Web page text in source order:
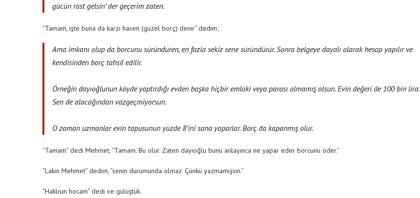
gücün rast gelsin’ der geçerim zaten.
“Tamam, işte buna da karzı hasen (güzel borç) denir” dedim;
Ama imkanı olup da borcunu süründüren, en fazla sekiz sene süründürür. Sonra belgeye dayalı olarak hesap yapılır ve
kendisinden borç tahsil edilir.
Örneğin dayıoğlunun köyde yaptırdığı evden başka hiçbir emlaki veya parası olmamış olsun. Evin değeri de 100 bin lira.
Sen de alacağından vazgeçmiyorsun.
O zaman uzmanlar evin tapusunun yüzde 8’ini sana yaparlar. Borç da kapanmış olur.
“Tamam” dedi Mehmet, “Tamam. Bu olur. Zaten dayıoğlu bunu anlayınca ne yapar eder borcunu öder.”
“Lakin Mehmet” dedim, “senin durumunda olmaz. Çünkü yazmamışsın.”
“Haklısın hocam” dedi ve gülüştük.